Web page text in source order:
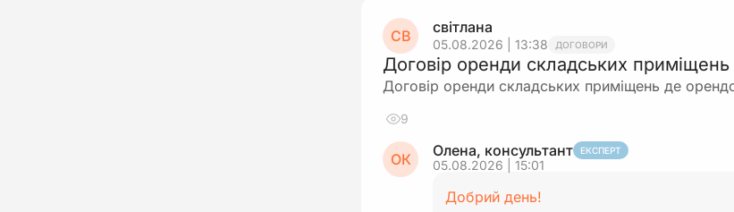
СВ світлана
05.08.2026 | 13:38 ДОГОВОРИ
Договір оренди складських
Договір оренди складських приміщень де
9
ОК Олена, консультант ЕКСПЕРТ
05.08.2026 | 15:01
Добрий день!